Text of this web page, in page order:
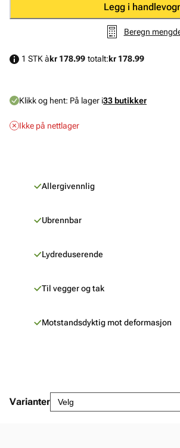
Legg i
Beregn
1 STK àkr 178.99 totalt:kr 178.99
Klikk og hent: På lager i33 butikker
Ikke på nettlager
Allergivennlig
Ubrennbar
Lydreduserende
Til vegger og tak
Motstandsdyktig mot deformasjon
Varianter